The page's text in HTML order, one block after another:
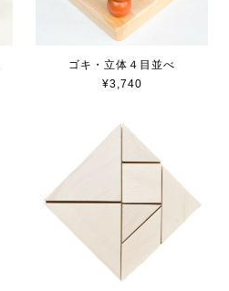
ゴキ・立体４目並べ
¥3,740